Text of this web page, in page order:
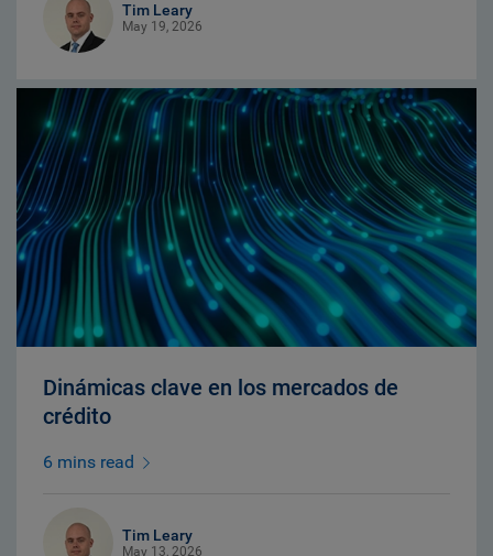
Tim Leary
May 19, 2026
Dinámicas clave en los mercados de
crédito
6 mins read
Tim Leary
May 13, 2026